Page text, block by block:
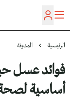
الرئيسية المدونة
أساسية